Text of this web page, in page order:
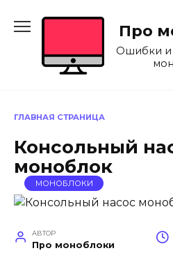
Про
Ошибки и
ГЛАВНАЯ СТРАНИЦА
Консольный
моноблок
МОНОБЛОКИ
АВТОР
Про моноблоки